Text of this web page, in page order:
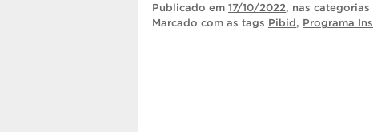
Publicado em 17/10/2022, nas categorias
Marcado com as tags Pibid, Programa